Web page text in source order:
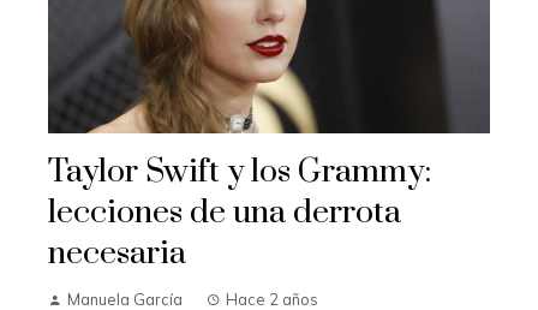
Taylor Swift y los Grammy:
lecciones de una derrota
necesaria
Manuela García Hace 2 años